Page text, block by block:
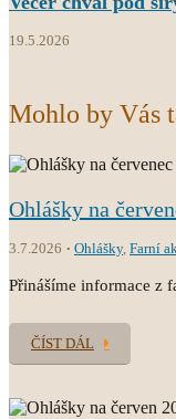
19.5.2026
Mohlo by Vás
Ohlášky na
3.7.2026 Ohlášky, Farní
Přinášíme informace z
ČÍST DÁL